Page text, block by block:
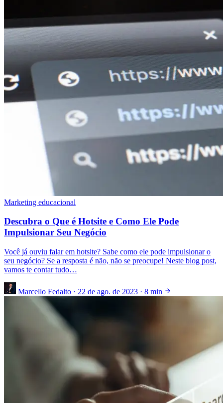
Marketing educacional
Descubra o Que é Hotsite e Como Ele Pode
Impulsionar Seu Negócio
Você já ouviu falar em hotsite? Sabe como ele pode impulsionar o
seu negócio? Se a resposta é não, não se preocupe! Neste blog post,
vamos te contar tudo…
Marcello Fedalto · 22 de ago. de 2023 · 8 min